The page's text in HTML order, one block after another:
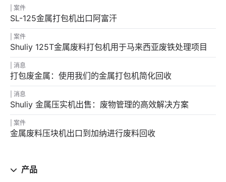
案件
SL-125金属打包机出口阿富汗
案件
Shuliy 125T金属废料打包机用于马来西亚废铁处理项目
消息
打包废金属：使用我们的金属打包机简化回收
消息
Shuliy 金属压实机出售：废物管理的高效解决方案
案件
金属废料压块机出口到加纳进行废料回收
产品